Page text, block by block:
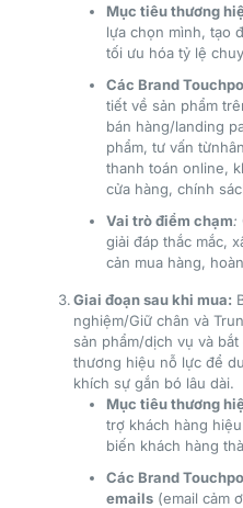
Mục tiêu thương
lựa chọn mình, tạo
tối ưu hóa tỷ lệ
Các Brand
tiết về sản phẩm
bán hàng/landing
phẩm, tư vấn
thanh toán online,
cửa hàng, chính
Vai trò điểm chạm:
giải đáp thắc mắc,
cản mua hàng,
Giai đoạn sau khi mua:
nghiệm/Giữ chân và
sản phẩm/dịch vụ và
thương hiệu nỗ lực để
khích sự gắn bó lâu dài.
Mục tiêu thương
trợ khách hàng
biến khách hàng
Các Brand
emails(email cảm